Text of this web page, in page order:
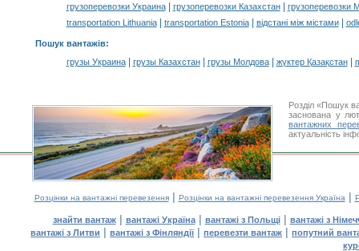
грузоперевозки Украина| грузоперевозки Казахстан|
грузоперевозки
transportation Lithuania| transportation Estonia| відстані між містами|
Пошук вантажів:
грузы Украина| грузы Казахстан| грузы Молдова| жүктер Қазақстан|
Розділ «Пошук
заснована у
вантажних
актуальність
Розцінки на вантажні перевезення| Розцінки на вантажні перевезення Україна |
знайти вантаж| вантажі Україна| вантажі з Польщі| вантажі з
вантажі з Литви | вантажі з Фінляндії| перевезти вантаж | попутний